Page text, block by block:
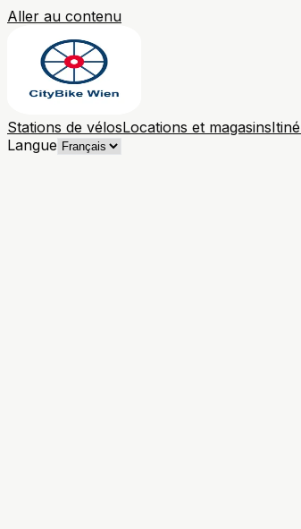
Aller au contenu
Stations de vélosLocations et magasins
Langue